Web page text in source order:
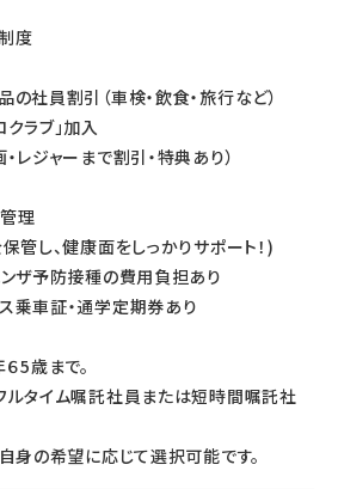
度
社員割引（車検・飲食・旅行など）
ラブ」加入
レジャーまで割引・特典あり）
理
し、健康面をしっかりサポート！)
ザ予防接種の費用負担あり
乗車証・通学定期券あり
5歳まで。
ルタイム嘱託社員または短時間嘱託社
身の希望に応じて選択可能です。